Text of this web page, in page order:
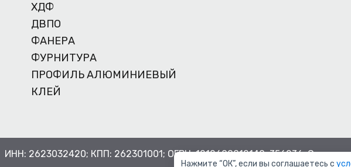
ХДФ
ДВПО
ФАНЕРА
ФУРНИТУРА
ПРОФИЛЬ АЛЮМИНИЕВЫЙ
КЛЕЙ
ИНН: 2623032420; КПП: 262301001; ОГРН: 1212600012140, 356236,
Нажмите “ОК”, если вы соглашаетесь с